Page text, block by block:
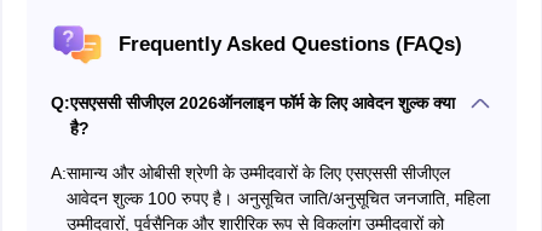
Frequently Asked Questions (FAQs)
Q:एसएससी सीजीएल 2026ऑनलाइन फॉर्म के लिए आवेदन शुल्क क्या
है?
A:सामान्य और ओबीसी श्रेणी के उम्मीदवारों के लिए एसएससी सीजीएल
आवेदन शुल्क 100 रुपए है। अनुसूचित जाति/अनुसूचित जनजाति, महिला
उम्मीदवारों, पूर्वसैनिक और शारीरिक रूप से विकलांग उम्मीदवारों को